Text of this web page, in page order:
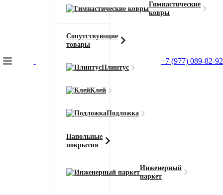
Гимнастические
ковры
Сопутствующие
товары
Плинтус
Клей
Подложка
Напольные
покрытия
Инженерный
паркет
+7 (977) 089-82-92
Подбор коврового покрытия